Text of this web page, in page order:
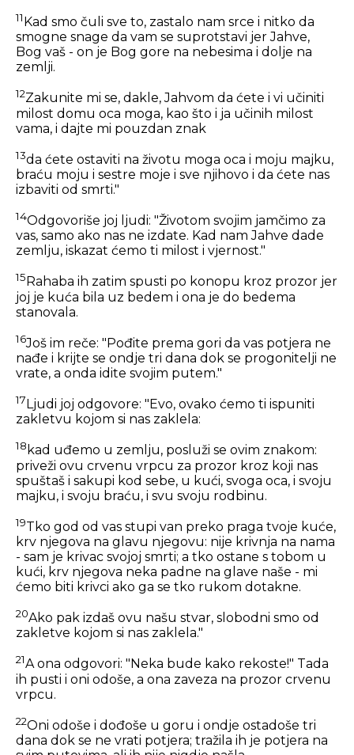
11 Kad smo čuli sve to, zastalo nam srce i nitko da
smogne snage da vam se suprotstavi jer Jahve,
Bog vaš - on je Bog gore na nebesima i dolje na
zemlji.
12Zakunite mi se, dakle, Jahvom da ćete i vi učiniti
milost domu oca moga, kao što i ja učinih milost
vama, i dajte mi pouzdan znak
13da ćete ostaviti na životu moga oca i moju majku,
braću moju i sestre moje i sve njihovo i da ćete nas
izbaviti od smrti."
14Odgovoriše joj ljudi: "Životom svojim jamčimo za
vas, samo ako nas ne izdate. Kad nam Jahve dade
zemlju, iskazat ćemo ti milost i vjernost."
15 Rahaba ih zatim spusti po konopu kroz prozor jer
joj je kuća bila uz bedem i ona je do bedema
stanovala.
16Još im reče: "Pođite prema gori da vas potjera ne
nađe i krijte se ondje tri dana dok se progonitelji ne
vrate, a onda idite svojim putem."
17 Ljudi joj odgovore: "Evo, ovako ćemo ti ispuniti
zakletvu kojom si nas zaklela:
18 kad uđemo u zemlju, posluži se ovim znakom:
priveži ovu crvenu vrpcu za prozor kroz koji nas
spuštaš i sakupi kod sebe, u kući, svoga oca, i svoju
majku, i svoju braću, i svu svoju rodbinu.
19Tko god od vas stupi van preko praga tvoje kuće,
krv njegova na glavu njegovu: nije krivnja na nama
- sam je krivac svojoj smrti; a tko ostane s tobom u
kući, krv njegova neka padne na glave naše - mi
ćemo biti krivci ako ga se tko rukom dotakne.
20Ako pak izdaš ovu našu stvar, slobodni smo od
zakletve kojom si nas zaklela."
21A ona odgovori: "Neka bude kako rekoste!" Tada
ih pusti i oni odoše, a ona zaveza na prozor crvenu
vrpcu.
22Oni odoše i dođoše u goru i ondje ostadoše tri
dana dok se ne vrati potjera; tražila ih je potjera na